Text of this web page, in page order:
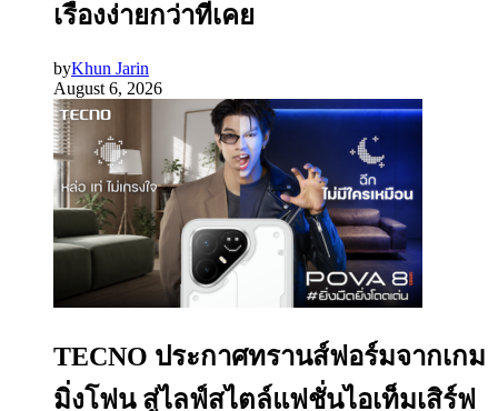
เรื่องง่ายกว่าที่เคย
byKhun Jarin
August 6, 2026
TECNO ประกาศทรานส์ฟอร์มจากเกม
มิ่งโฟน สู่ไลฟ์สไตล์แฟชั่นไอเท็มเสิร์ฟ